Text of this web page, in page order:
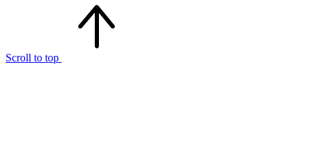
Scroll to top